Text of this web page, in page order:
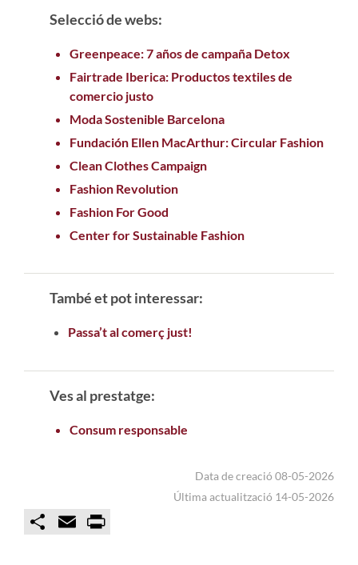
Selecció de webs:
Greenpeace: 7 años de campaña Detox
Fairtrade Iberica: Productos textiles de
comercio justo
Moda Sostenible Barcelona
Fundación Ellen MacArthur: Circular Fashion
Clean Clothes Campaign
Fashion Revolution
Fashion For Good
Center for Sustainable Fashion
També et pot interessar:
Passa’t al comerç just!
Ves al prestatge:
Consum responsable
Data de creació 08-05-2026
Última actualització 14-05-2026
C
m